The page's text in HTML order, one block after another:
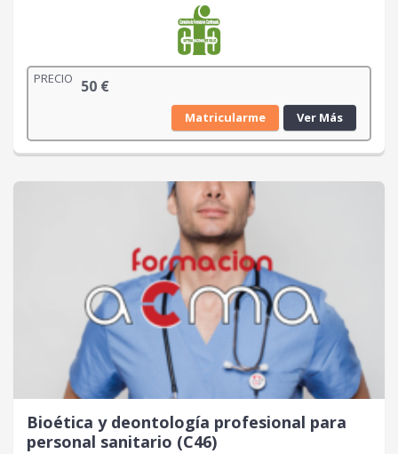
PRECIO 50 €
Matricularme Ver Más
Bioética y deontología profesional para
personal sanitario (C46)